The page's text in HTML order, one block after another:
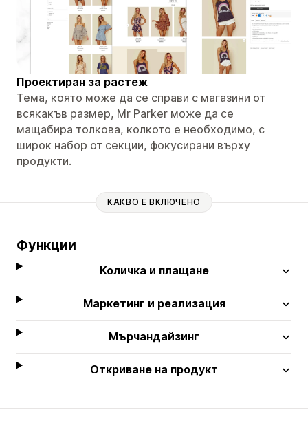
Проектиран за растеж
Тема, която може да се справи с магазини от
всякакъв размер, Mr Parker може да се
мащабира толкова, колкото е необходимо, с
широк набор от секции, фокусирани върху
продукти.
КАКВО Е ВКЛЮЧЕНО
Функции
Количка и плащане
Маркетинг и реализация
Мърчандайзинг
Откриване на продукт